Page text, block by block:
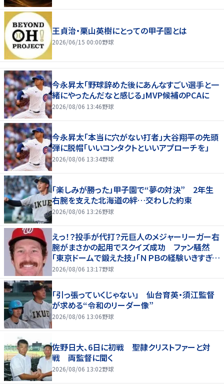
王貞治・栗山英樹にとっての甲子園とは
2026/06/15 00:00野球
今永昇太「野球辞めた後にあんなすごい選手と一
緒にやったんだなと感じる」MVP候補のPCAに
2026/08/06 13:46野球
今永昇太「本当に穴がない打者」大谷翔平の先頭
弾に脱帽「いいコンタクトといいアプローチを」
2026/08/06 13:34野球
「楽しみが勝った」甲子園で“夢の対決” 2年生
右腕を支えた北海道の絆…交わした約束
2026/08/06 13:26野球
えっ！？投手が代打？元巨人のメジャーリーガー右
腕がまさかの起用でスクイズ成功 ファン騒然
「東京ドームで鍛えた技」「ＮＰＢの経験いきすぎて
るわｗ」
2026/08/06 13:17野球
「引っ張っていくじゃない」 仙台育英・須江監督
が求める“令和のリーダー像”
2026/08/06 13:06野球
佐野日大、6日に初戦 聖隷クリストファーと対
戦 両監督に聞く
2026/08/06 13:02野球